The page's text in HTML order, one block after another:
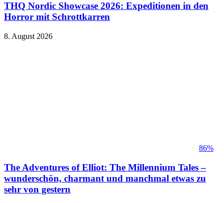
THQ Nordic Showcase 2026: Expeditionen in den
Horror mit Schrottkarren
8. August 2026
86%
The Adventures of Elliot: The Millennium Tales –
wunderschön, charmant und manchmal etwas zu
sehr von gestern